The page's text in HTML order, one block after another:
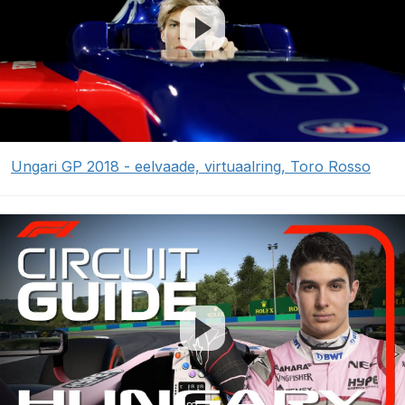
Ungari GP 2018 - eelvaade, virtuaalring, Toro Rosso